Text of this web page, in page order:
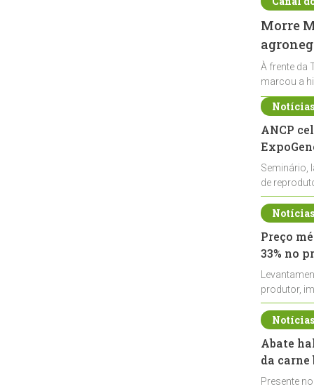
Morre
À frente da
marcou a
ANCP
Seminário,
de
durante a
Preço
33% no
produtor,
de leite cru
Abate
da
Presente